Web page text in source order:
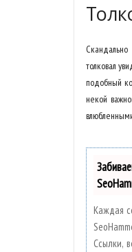
толковал
подобный
некой
Каждая
Ссылки,